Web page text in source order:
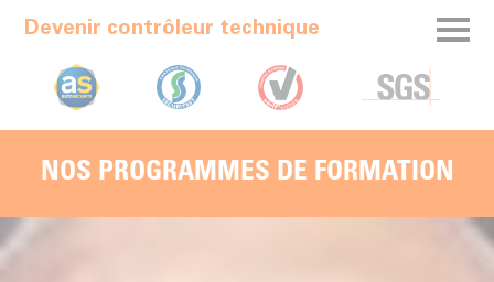
Devenir contrôleur technique
NOS PROGRAMMES DE FORMATION